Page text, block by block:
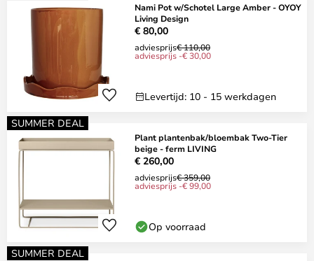
Nami Pot w/Schotel Large Amber - OYOY
Living Design
€ 80,00
adviesprijs€ 110,00
adviesprijs -€ 30,00
Levertijd: 10 - 15 werkdagen
SUMMER DEAL
Plant plantenbak/bloembak Two-Tier
beige - ferm LIVING
€ 260,00
adviesprijs€ 359,00
adviesprijs -€ 99,00
Op voorraad
SUMMER DEAL